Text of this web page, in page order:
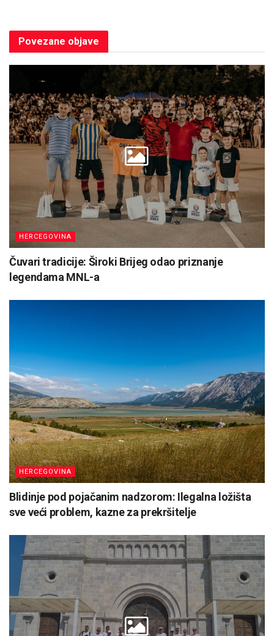
Povezane objave
HERCEGOVINA
Čuvari tradicije: Široki Brijeg odao priznanje
legendama MNL-a
HERCEGOVINA
Blidinje pod pojačanim nadzorom: Ilegalna ložišta
sve veći problem, kazne za prekršitelje